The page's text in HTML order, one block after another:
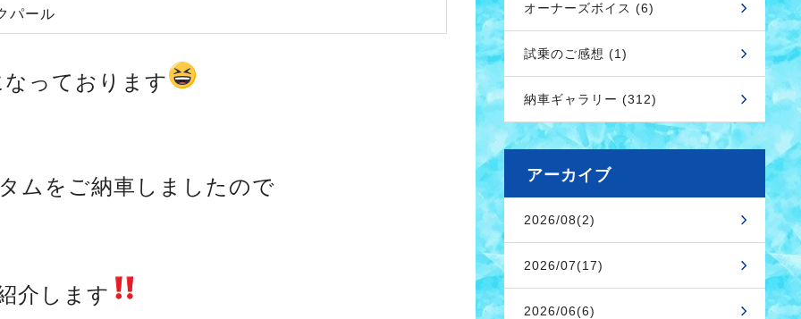
パール
っております
ムをご納車しましたので
介します
オーナーズボイス (6)
試乗のご感想 (1)
納車ギャラリー (312)
アーカイブ
2026/08(2)
2026/07(17)
2026/06(6)